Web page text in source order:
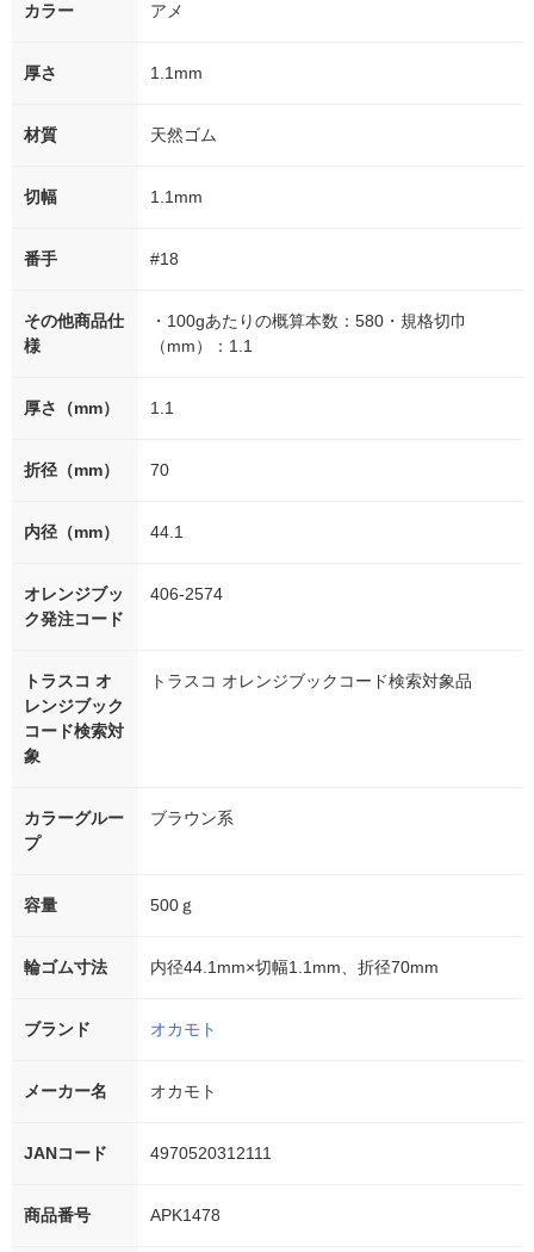
カラー アメ
厚さ 1.1mm
材質 天然ゴム
切幅 1.1mm
番手 #18
その他商品仕
様
・100gあたりの概算本数：580・規格切巾
（mm）：1.1
厚さ（mm） 1.1
折径（mm） 70
内径（mm） 44.1
オレンジブッ
ク発注コード
406-2574
トラスコ オ
レンジブック
コード検索対
象
トラスコ オレンジブックコード検索対象品
カラーグルー
プ
ブラウン系
容量 500ｇ
輪ゴム寸法 内径44.1mm×切幅1.1mm、折径70mm
ブランド オカモト
メーカー名 オカモト
JANコード 4970520312111
商品番号 APK1478